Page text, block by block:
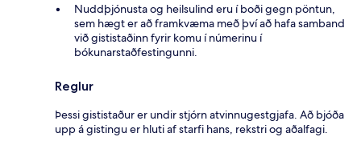
Nuddþjónusta og heilsulind eru í boði gegn pöntun,
sem hægt er að framkvæma með því að hafa samband
við gististaðinn fyrir komu í númerinu í
bókunarstaðfestingunni.
Reglur
Þessi gististaður er undir stjórn atvinnugestgjafa. Að bjóða
upp á gistingu er hluti af starfi hans, rekstri og aðalfagi.